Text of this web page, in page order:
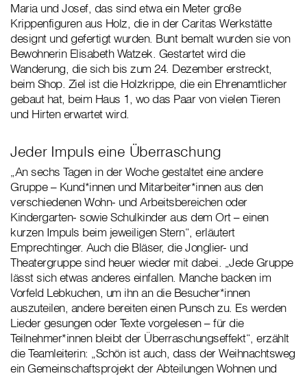
Maria und Josef, das sind etwa ein Meter große
Krippenfiguren aus Holz, die in der Caritas Werkstätte
designt und gefertigt wurden. Bunt bemalt wurden sie von
Bewohnerin Elisabeth Watzek. Gestartet wird die
Wanderung, die sich bis zum 24. Dezember erstreckt,
beim Shop. Ziel ist die Holzkrippe, die ein Ehrenamtlicher
gebaut hat, beim Haus 1, wo das Paar von vielen Tieren
und Hirten erwartet wird.
Jeder Impuls eine Überraschung
„An sechs Tagen in der Woche gestaltet eine andere
Gruppe – Kund*innen und Mitarbeiter*innen aus den
verschiedenen Wohn- und Arbeitsbereichen oder
Kindergarten- sowie Schulkinder aus dem Ort – einen
kurzen Impuls beim jeweiligen Stern“, erläutert
Emprechtinger. Auch die Bläser, die Jonglier- und
Theatergruppe sind heuer wieder mit dabei. „Jede Gruppe
lässt sich etwas anderes einfallen. Manche backen im
Vorfeld Lebkuchen, um ihn an die Besucher*innen
auszuteilen, andere bereiten einen Punsch zu. Es werden
Lieder gesungen oder Texte vorgelesen – für die
Teilnehmer*innen bleibt der Überraschungseffekt“, erzählt
die Teamleiterin: „Schön ist auch, dass der Weihnachtsweg
ein Gemeinschaftsprojekt der Abteilungen Wohnen und